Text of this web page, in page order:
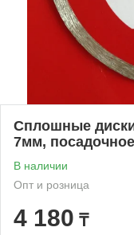
Сплошные
7мм,
В наличии
Опт и розница
4 180 ₸